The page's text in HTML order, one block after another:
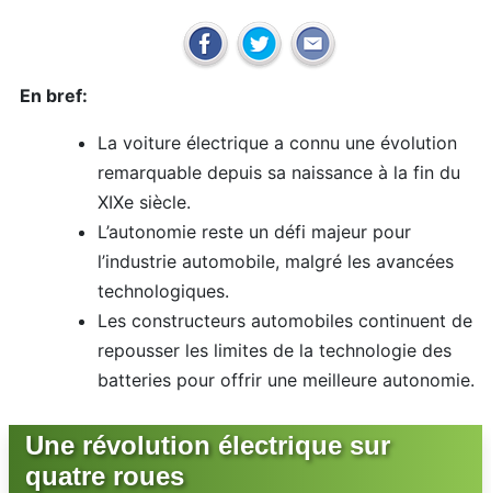
En bref:
La voiture électrique a connu une évolution
remarquable depuis sa naissance à la fin du
XIXe siècle.
L’autonomie reste un défi majeur pour
l’industrie automobile, malgré les avancées
technologiques.
Les constructeurs automobiles continuent de
repousser les limites de la technologie des
batteries pour offrir une meilleure autonomie.
Une révolution électrique sur
quatre roues